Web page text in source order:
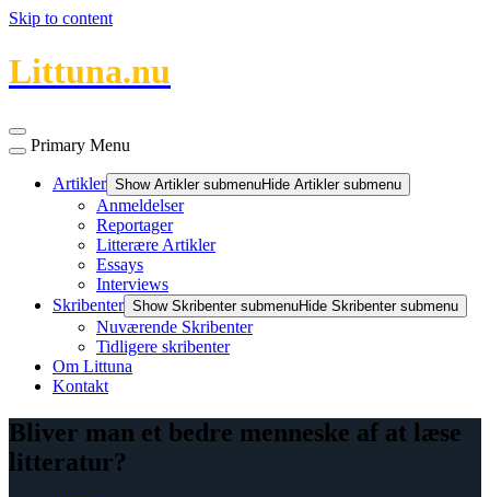
Skip to content
Littuna.nu
Primary Menu
Artikler Show Artikler submenuHide Artikler submenu
Anmeldelser
Reportager
Litterære Artikler
Essays
Interviews
Skribenter Show Skribenter submenuHide Skribenter submenu
Nuværende Skribenter
Tidligere skribenter
Om Littuna
Kontakt
Bliver man et bedre menneske af at læse
litteratur?